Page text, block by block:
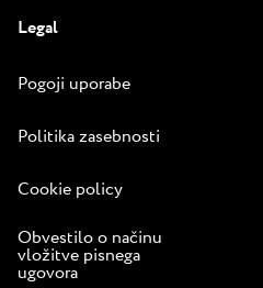
Legal
Pogoji uporabe
Politika zasebnosti
Cookie policy
Obvestilo o načinu
vložitve pisnega
ugovora